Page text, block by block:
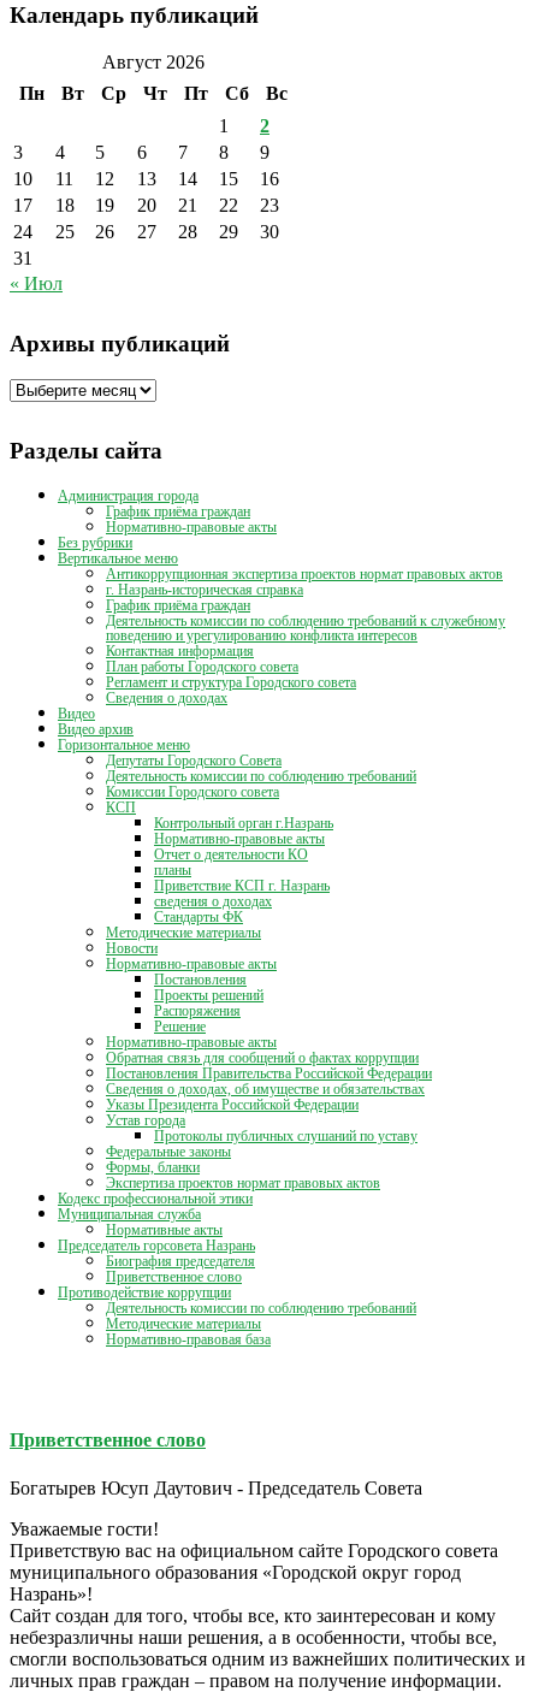
Календарь публикаций
Август 2026
Пн
Вт Ср Чт Пт Сб
Вс
1
2
3
4 5 6 7 8
9
10
11 12 13 14 15
16
17
18 19 20 21 22
23
24
25 26 27 28 29
30
31
« Июл
Архивы публикаций
Архивы
Разделы сайта
Администрация города
График приёма граждан
Нормативно-правовые акты
Без рубрики
Вертикальное меню
Антикоррупционная экспертиза проектов нормат правовых актов
г. Назрань-историческая справка
График приёма граждан
Деятельность комиссии по соблюдению требований к служебному
поведению и урегулированию конфликта интересов
Контактная информация
План работы Городского совета
Регламент и структура Городского совета
Сведения о доходах
Видео
Видео архив
Горизонтальное меню
Депутаты Городского Совета
Деятельность комиссии по соблюдению требований
Комиссии Городского совета
КСП
Контрольный орган г.Назрань
Нормативно-правовые акты
Отчет о деятельности КО
планы
Приветствие КСП г. Назрань
сведения о доходах
Стандарты ФК
Методические материалы
Новости
Нормативно-правовые акты
Постановления
Проекты решений
Распоряжения
Решение
Нормативно-правовые акты
Обратная связь для сообщений о фактах коррупции
Постановления Правительства Российской Федерации
Сведения о доходах, об имуществе и обязательствах
Указы Президента Российской Федерации
Устав города
Протоколы публичных слушаний по уставу
Федеральные законы
Формы, бланки
Экспертиза проектов нормат правовых актов
Кодекс профессиональной этики
Муниципальная служба
Нормативные акты
Председатель горсовета Назрань
Биография председателя
Приветственное слово
Противодействие коррупции
Деятельность комиссии по соблюдению требований
Методические материалы
Нормативно-правовая база
Приветственное слово
Богатырев Юсуп Даутович - Председатель Совета
Уважаемые гости!
Приветствую вас на официальном сайте Городского совета
муниципального образования «Городской округ город
Назрань»!
Сайт создан для того, чтобы все, кто заинтересован и кому
небезразличны наши решения, а в особенности, чтобы все,
смогли воспользоваться одним из важнейших политических и
личных прав граждан – правом на получение информации.